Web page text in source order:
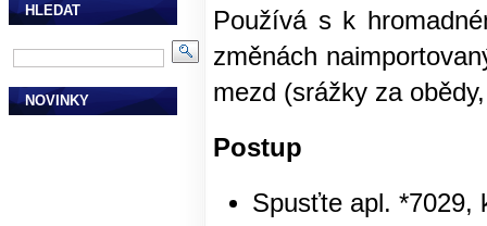
HLEDAT
NOVINKY
Používá s k
změnách
mezd (srážky za
Postup
Spusťte apl. *7029,